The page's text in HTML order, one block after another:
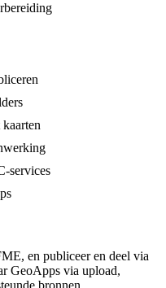
services
en publiceer en deel via
GeoApps via upload,